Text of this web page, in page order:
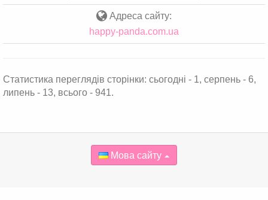
Адреса сайту:
happy-panda.com.ua
Статистика переглядів сторінки: сьогодні - 1, серпень - 6,
липень - 13, всього - 941.
Мова сайту